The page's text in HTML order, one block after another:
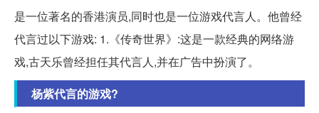
是一位著名的香港演员,同时也是一位游戏代言人。他曾经
代言过以下游戏: 1.《传奇世界》:这是一款经典的网络游
戏,古天乐曾经担任其代言人,并在广告中扮演了。
杨紫代言的游戏?